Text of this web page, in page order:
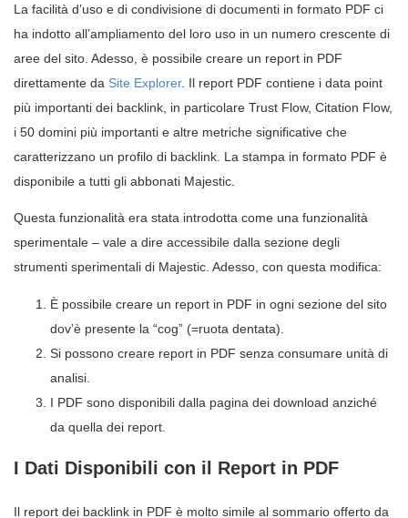
La facilità d’uso e di condivisione di documenti in formato PDF ci
ha indotto all’ampliamento del loro uso in un numero crescente di
aree del sito. Adesso, è possibile creare un report in PDF
direttamente da Site Explorer. Il report PDF contiene i data point
più importanti dei backlink, in particolare Trust Flow, Citation Flow,
i 50 domini più importanti e altre metriche significative che
caratterizzano un profilo di backlink. La stampa in formato PDF è
disponibile a tutti gli abbonati Majestic.
Questa funzionalità era stata introdotta come una funzionalità
sperimentale – vale a dire accessibile dalla sezione degli
strumenti sperimentali di Majestic. Adesso, con questa modifica:
È possibile creare un report in PDF in ogni sezione del sito
dov’è presente la “cog” (=ruota dentata).
Si possono creare report in PDF senza consumare unità di
analisi.
I PDF sono disponibili dalla pagina dei download anziché
da quella dei report.
I Dati Disponibili con il Report in PDF
Il report dei backlink in PDF è molto simile al sommario offerto da